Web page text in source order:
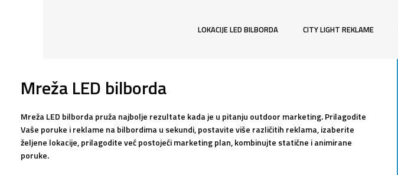
LOKACIJE LED BILBORDA CITY LIGHT REKLAME
Mreža LED bilborda
Mreža LED bilborda pruža najbolje rezultate kada je u pitanju outdoor marketing. Prilagodite
Vaše poruke i reklame na bilbordima u sekundi, postavite više različitih reklama, izaberite
željene lokacije, prilagodite već postojeći marketing plan, kombinujte statične i animirane
poruke.